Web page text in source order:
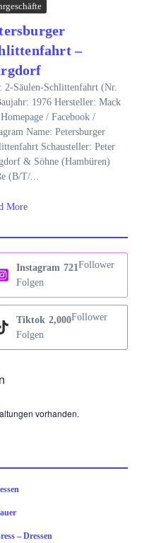
–
2-Säulen-Schlittenfahrt (Nr.
1976 Hersteller: Mack
/ Facebook /
Name: Petersburger
Schausteller: Peter
& Söhne (Hambüren)
(B/T/...
More
Instagram 721Follower
Folgen
Tiktok 2,000Follower
Folgen
vorhanden.
– Dressen